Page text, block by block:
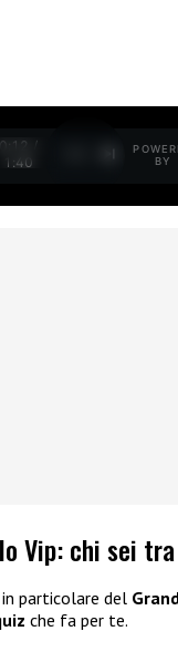
0:12 /
1:40
BY
Vip: chi sei
particolare del
che fa per te.